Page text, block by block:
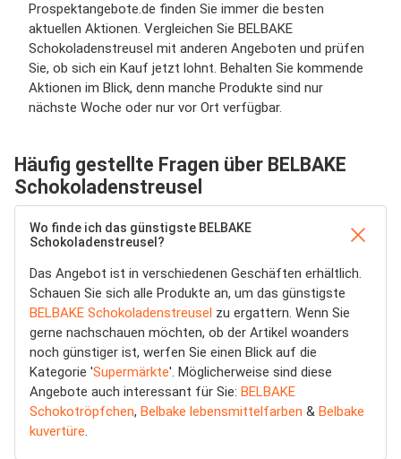
Prospektangebote.de finden Sie immer die besten
aktuellen Aktionen. Vergleichen Sie BELBAKE
Schokoladenstreusel mit anderen Angeboten und prüfen
Sie, ob sich ein Kauf jetzt lohnt. Behalten Sie kommende
Aktionen im Blick, denn manche Produkte sind nur
nächste Woche oder nur vor Ort verfügbar.
Häufig gestellte Fragen über BELBAKE
Schokoladenstreusel
Wo finde ich das günstigste BELBAKE
Schokoladenstreusel?
Das Angebot ist in verschiedenen Geschäften erhältlich.
Schauen Sie sich alle Produkte an, um das günstigste
BELBAKE Schokoladenstreusel zu ergattern. Wenn Sie
gerne nachschauen möchten, ob der Artikel woanders
noch günstiger ist, werfen Sie einen Blick auf die
Kategorie 'Supermärkte'. Möglicherweise sind diese
Angebote auch interessant für Sie: BELBAKE
Schokotröpfchen, Belbake lebensmittelfarben & Belbake
kuvertüre.